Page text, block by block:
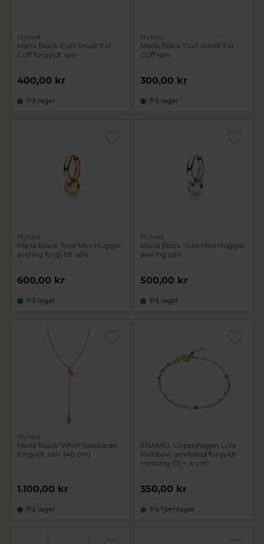
Nyhed
Maria Black 'Curl Small' Ear
Cuff forgyldt sølv
400,00 kr
På lager
Nyhed
Maria Black 'Curl Small' Ear
Cuff sølv
300,00 kr
På lager
Nyhed
Maria Black 'Tote Mini Huggie'
ørering forgyldt sølv
600,00 kr
På lager
Nyhed
Maria Black 'Tote Mini Huggie'
ørering sølv
500,00 kr
På lager
Nyhed
Maria Black 'Whirl' halskæde
forgyldt sølv (48 cm)
1.100,00 kr
På lager
ENAMEL Copenhagen Lola
Rainbow armbånd forgyldt
messing (15 + 4 cm)
350,00 kr
På fjernlager